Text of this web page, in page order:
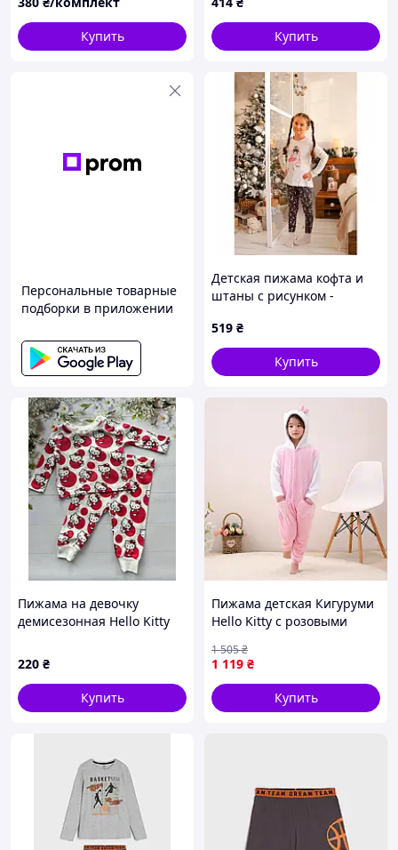
размер 134-140
Купить
Купить
Персональные товарные
подборки в приложении
Детская пижама кофта и
штаны с рисунком -
519 ₴
Купить
Пижама на девочку
демисезонная Hello Kitty
месяца)
220 ₴
Купить
Пижама детская Кигуруми
Hello Kitty с розовыми
Піжама дитяча Кігурумі
Hello Kitty з рожевими
сердечками
1 119 ₴
1 505₴
Купить